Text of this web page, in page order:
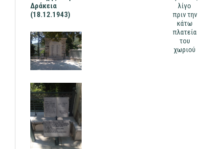
Δράκεια
(18.12.1943)
λίγο
πριν την
κάτω
πλατεία
του
χωριού